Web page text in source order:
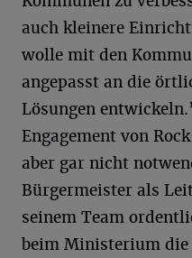
auch kleinere
wolle mit den
angepasst an die
Lösungen
Engagement von
aber gar nicht
Bürgermeister als
seinem Team
beim Ministerium die